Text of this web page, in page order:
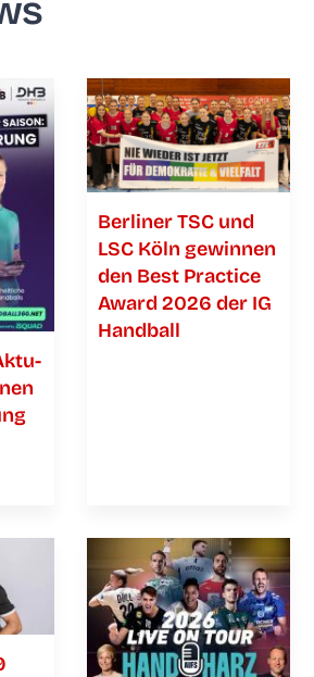
Ber­li­ner TSC und
LSC Köln gewin­nen
den Best Prac­ti­ce
Award 2026 der IG
Handball